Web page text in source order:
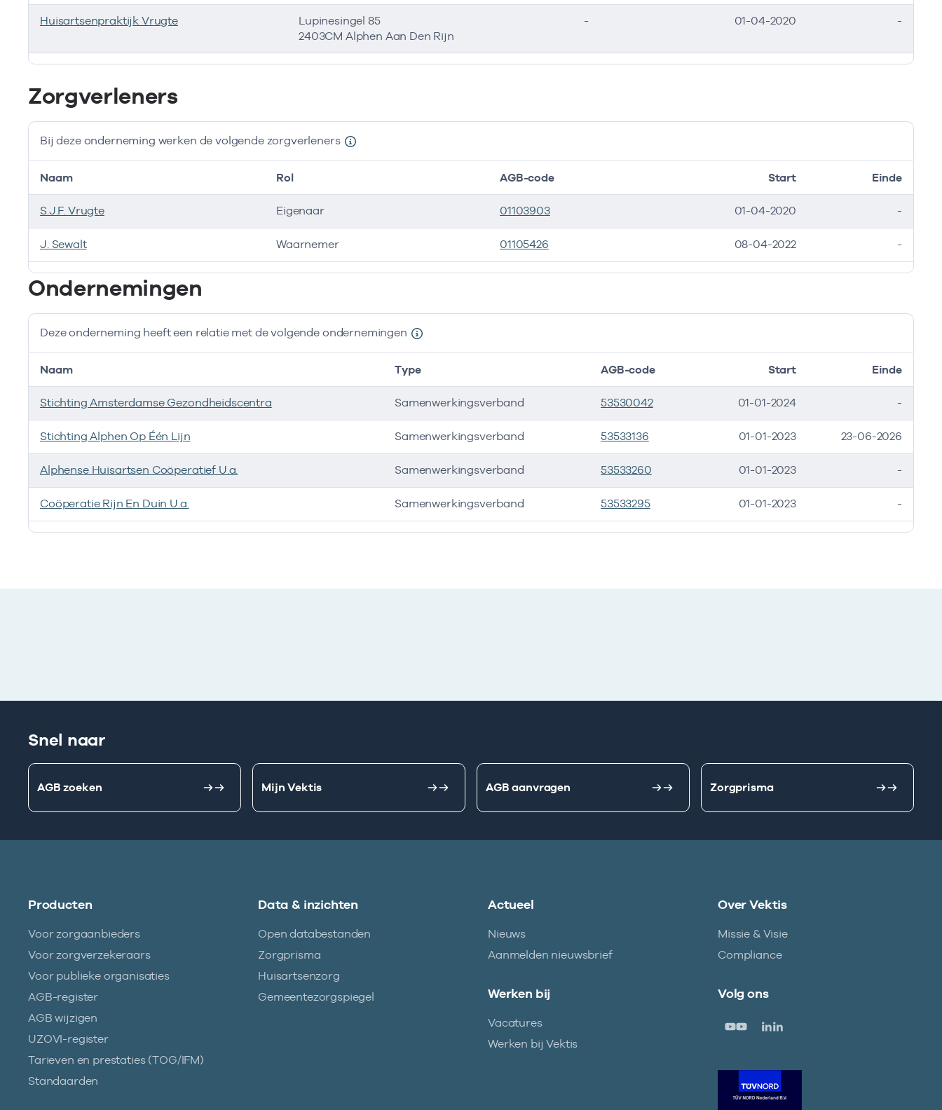
Deze onderneming heeft de volgende vestigingen
Huisartsenpraktijk Vrugte
Lupinesingel 85
2403CM Alphen Aan Den Rijn
- 01-04-2020 -
Zorgverleners
Bij deze onderneming werken de volgende zorgverleners
Bij deze onderneming werken de volgende zorgverleners
Naam Rol AGB-code Start Einde
S.J.F. Vrugte Eigenaar 01103903 01-04-2020 -
J. Sewalt Waarnemer 01105426 08-04-2022 -
Ondernemingen
Deze onderneming heeft een relatie met de volgende ondernemingen
Deze onderneming heeft een relatie met de volgende ondernemingen
Naam Type AGB-code Start Einde
Stichting Amsterdamse Gezondheidscentra Samenwerkingsverband 53530042 01-01-2024 -
Stichting Alphen Op Één Lijn Samenwerkingsverband 53533136 01-01-2023 23-06-2026
Alphense Huisartsen Coöperatief U.a. Samenwerkingsverband 53533260 01-01-2023 -
Coöperatie Rijn En Duin U.a. Samenwerkingsverband 53533295 01-01-2023 -
Snel naar
AGB zoeken Mijn Vektis AGB aanvragen Zorgprisma
Producten
Voor zorgaanbieders
Voor zorgverzekeraars
Voor publieke organisaties
AGB-register
AGB wijzigen
UZOVI-register
Tarieven en prestaties (TOG/IFM)
Standaarden
Data & inzichten
Open databestanden
Zorgprisma
Huisartsenzorg
Gemeentezorgspiegel
Actueel
Nieuws
Aanmelden nieuwsbrief
Over Vektis
Missie & Visie
Compliance
Werken bij
Vacatures
Werken bij Vektis
Volg ons